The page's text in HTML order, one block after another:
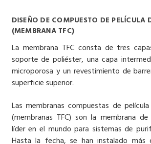
DISEÑO DE COMPUESTO DE PELÍCULA
(MEMBRANA TFC)
La membrana TFC consta de tres
soporte de poliéster, una capa
microporosa y un revestimiento de
superficie superior.
Las membranas compuestas de
(membranas TFC) son la membrana de
líder en el mundo para sistemas de
Hasta la fecha, se han instalado más